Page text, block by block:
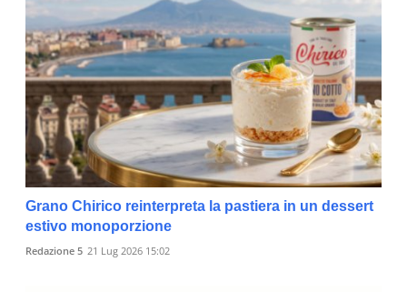
Grano Chirico reinterpreta la pastiera in un dessert
estivo monoporzione
Redazione 5 21 Lug 2026 15:02